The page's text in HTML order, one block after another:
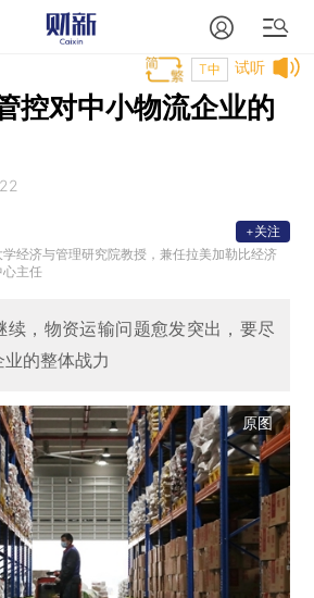
试听
T中
控对中小物流企业的
经济与管理研究院教授，兼任拉美加勒比经济
心主任
+关注
续，物资运输问题愈发突出，要尽
的整体战力
原图